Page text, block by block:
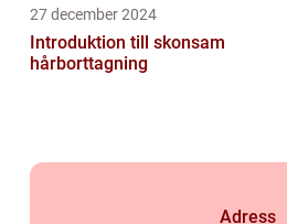
27 december 2024
Introduktion till skonsam
hårborttagning
Adress